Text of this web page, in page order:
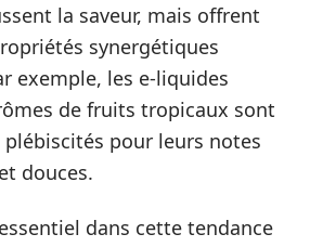
la saveur, mais offrent
synergétiques
exemple, les e-liquides
de fruits tropicaux sont
pour leurs notes
douces.
dans cette tendance